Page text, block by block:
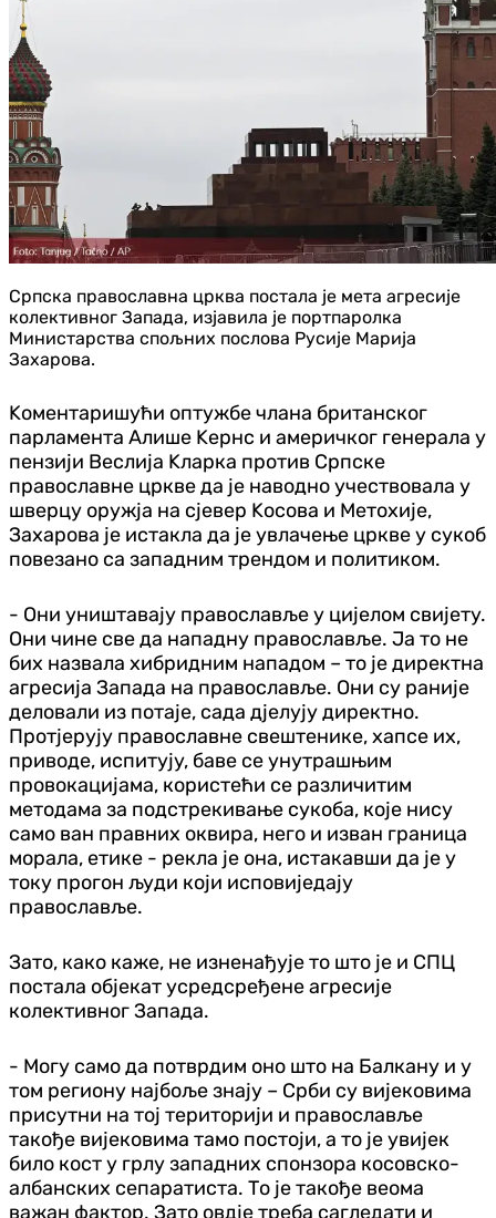
Српска православна црква постала је мета агресије
колективног Запада, изјавила је портпаролка
Министарства спољних послова Русије Марија
Захарова.
Kоментаришући оптужбе члана британског
парламента Алише Kернс и америчког генерала у
пензији Веслија Kларка против Српске
православне цркве да је наводно учествовала у
шверцу оружја на сjевер Kосова и Метохије,
Захарова је истакла да је увлачење цркве у сукоб
повезано са западним трендом и политиком.
- Они уништавају православље у цијелом свијету.
Они чине све да нападну православље. Ја то не
бих назвала хибридним нападом – то је директна
агресија Запада на православље. Они су раније
деловали из потаје, сада дjелују директно.
Протјерују православне свештенике, хапсе их,
приводе, испитују, баве се унутрашњим
провокацијама, користећи се различитим
методама за подстрекивање сукоба, које нису
само ван правних оквира, него и изван граница
морала, етике - рекла је она, истакавши да је у
току прогон људи који исповиједају
православље.
Зато, како каже, не изненађује то што је и СПЦ
постала објекат усредсређене агресије
колективног Запада.
- Могу само да потврдим оно што на Балкану и у
том региону најбоље знају – Срби су вијековима
присутни на тој територији и православље
такође вијековима тамо постоји, а то је увијек
било кост у грлу западних спонзора косовско-
албанских сепаратиста. То је такође веома
важан фактор. Зато овдје треба сагледати и